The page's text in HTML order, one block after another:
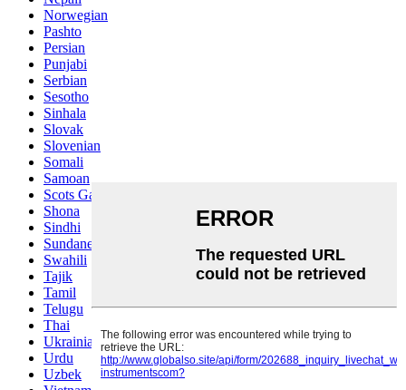
Norwegian
Pashto
Persian
Punjabi
Serbian
Sesotho
Sinhala
Slovak
Slovenian
Somali
Samoan
Scots Gaelic
Shona
Sindhi
Sundanese
Swahili
Tajik
Tamil
Telugu
Thai
Ukrainian
Urdu
Uzbek